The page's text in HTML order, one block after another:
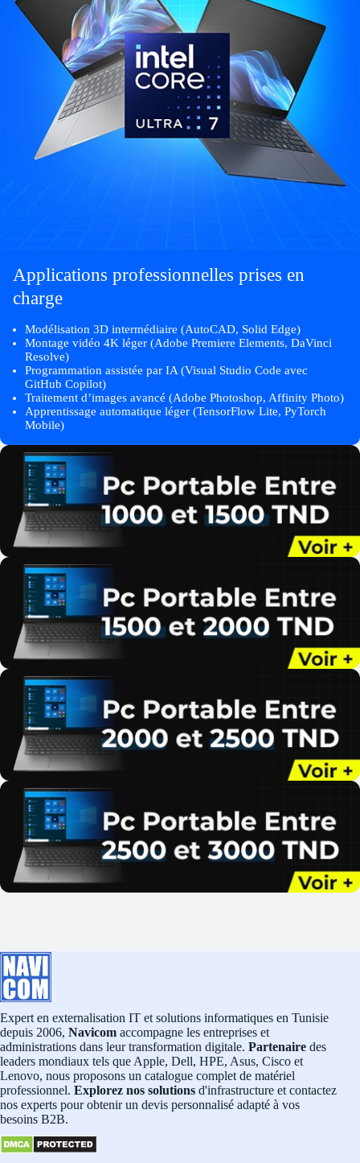
Applications professionnelles prises en
charge
Modélisation 3D intermédiaire (AutoCAD, Solid Edge)
Montage vidéo 4K léger (Adobe Premiere Elements, DaVinci
Resolve)
Programmation assistée par IA (Visual Studio Code avec
GitHub Copilot)
Traitement d’images avancé (Adobe Photoshop, Affinity Photo)
Apprentissage automatique léger (TensorFlow Lite, PyTorch
Mobile)
Expert en externalisation IT et solutions informatiques en Tunisie
depuis 2006, Navicom accompagne les entreprises et
administrations dans leur transformation digitale. Partenaire des
leaders mondiaux tels que Apple, Dell, HPE, Asus, Cisco et
Lenovo, nous proposons un catalogue complet de matériel
professionnel. Explorez nos solutions d'infrastructure et contactez
nos experts pour obtenir un devis personnalisé adapté à vos
besoins B2B.